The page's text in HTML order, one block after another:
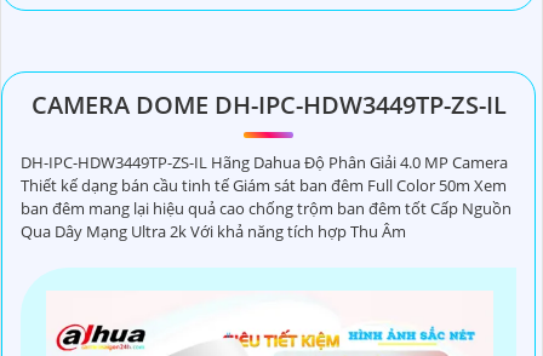
CAMERA DOME DH-IPC-HDW3449TP-ZS-IL
DH-IPC-HDW3449TP-ZS-IL Hãng Dahua Độ Phân Giải 4.0 MP Camera
Thiết kế dạng bán cầu tinh tế Giám sát ban đêm Full Color 50m Xem
ban đêm mang lại hiệu quả cao chống trộm ban đêm tốt Cấp Nguồn
Qua Dây Mạng Ultra 2k Với khả năng tích hợp Thu Âm